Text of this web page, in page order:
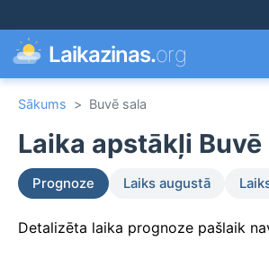
Laikazinas.org
Sākums > Buvē sala
Laika apstākļi
Prognoze Laiks augustā
Detalizēta laika prognoze pašlaik